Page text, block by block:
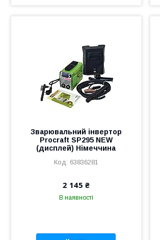
Зварювальний інвертор
Procraft SP295 NEW
(дисплей) Німеччина
63836281
2 145 ₴
В наявності